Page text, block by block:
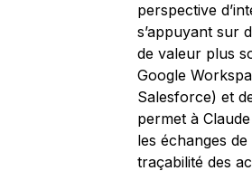
perspective
s’appuyant sur
de valeur plus
Google
Salesforce) et
permet à
les échanges
traçabilité des